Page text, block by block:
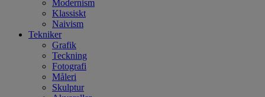
Modernism
Klassiskt
Naivism
Tekniker
Grafik
Teckning
Fotografi
Måleri
Skulptur